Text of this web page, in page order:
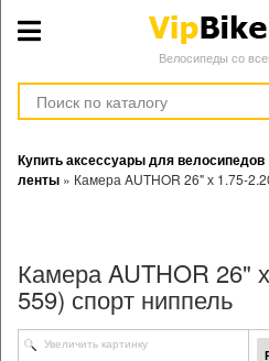
Велосипеды со
Купить аксессуары для велосипедов
ленты » Камера AUTHOR 26" х 1.75-
Камера AUTHOR 26" х 1.75-2.20", (47/57-
559) спорт ниппель
Увеличить картинку